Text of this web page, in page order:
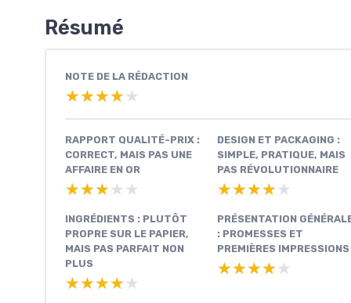
Résumé
NOTE DE LA RÉDACTION
★★★★★
★★★★★
RAPPORT QUALITÉ-PRIX :
CORRECT, MAIS PAS UNE
AFFAIRE EN OR
★★★★★
★★★★★
DESIGN ET PACKAGING :
SIMPLE, PRATIQUE, MAIS
PAS RÉVOLUTIONNAIRE
★★★★★
★★★★★
INGRÉDIENTS : PLUTÔT
PROPRE SUR LE PAPIER,
MAIS PAS PARFAIT NON
PLUS
★★★★★
★★★★★
PRÉSENTATION
: PROMESSES ET
PREMIÈRES IMPRESSIONS
★★★★★
★★★★★